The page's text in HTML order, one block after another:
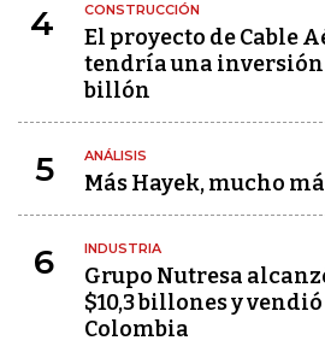
4 CONSTRUCCIÓN
El proyecto de Cable
tendría una inversión
billón
5 ANÁLISIS
Más Hayek, mucho
6 INDUSTRIA
Grupo Nutresa
$10,3 billones y
Colombia